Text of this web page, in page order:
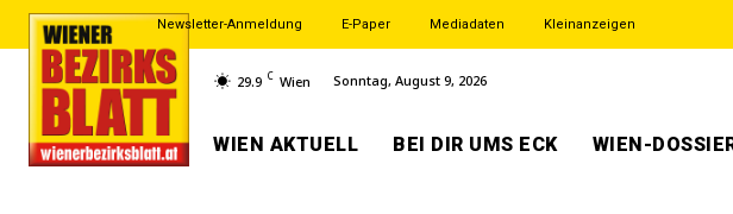
Newsletter-Anmeldung E-Paper Mediadaten Kleinanzeigen
29.9 C Wien Sonntag, August 9, 2026
WIEN AKTUELL BEI DIR UMS ECK WIEN-